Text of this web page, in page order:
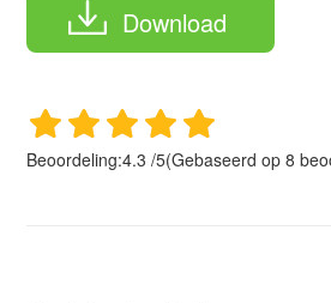
Download
Beoordeling:4.3 /5(Gebaseerd op8